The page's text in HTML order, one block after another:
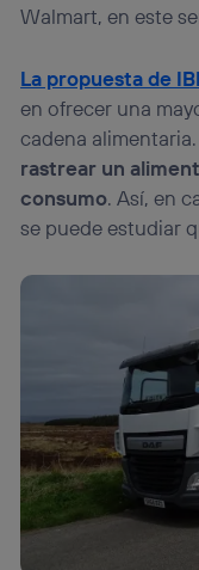
Walmart, en este
La propuesta de
en ofrecer una
cadena
rastrear un
consumo. Así, en
se puede estudiar